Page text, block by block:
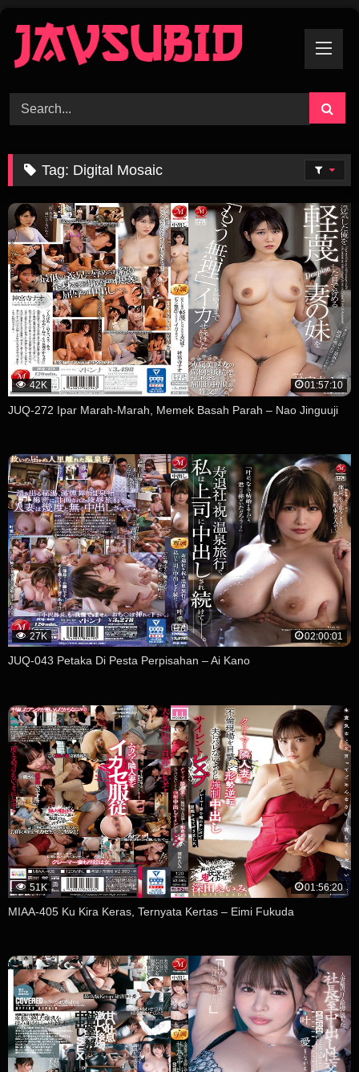
Content
Tag: Digital Mosaic
42K 01:57:10
JUQ-272 Ipar Marah-Marah, Memek Basah Parah – Nao Jinguuji
27K 02:00:01
JUQ-043 Petaka Di Pesta Perpisahan – Ai Kano
51K 01:56:20
MIAA-405 Ku Kira Keras, Ternyata Kertas – Eimi Fukuda